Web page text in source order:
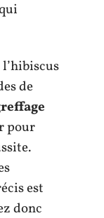
de
pour
est
donc